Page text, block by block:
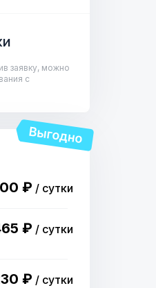
заявку, можно
с
₽ / сутки
₽ / сутки
₽ / сутки